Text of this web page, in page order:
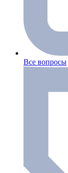
Все вопросы